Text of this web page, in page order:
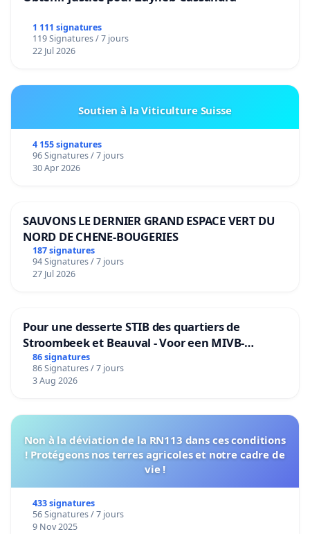
1 111 signatures
119 Signatures / 7 jours
22 Jul 2026
Soutien à la Viticulture Suisse
4 155 signatures
96 Signatures / 7 jours
30 Apr 2026
SAUVONS LE DERNIER GRAND ESPACE VERT DU
NORD DE CHENE-BOUGERIES
187 signatures
94 Signatures / 7 jours
27 Jul 2026
Pour une desserte STIB des quartiers de
Stroombeek et Beauval - Voor een MIVB-
bediening van de wijken Strombeek en Het
Voor
86 signatures
86 Signatures / 7 jours
3 Aug 2026
Non à la déviation de la RN113 dans ces conditions
! Protégeons nos terres agricoles et notre cadre de
vie !
433 signatures
56 Signatures / 7 jours
9 Nov 2025